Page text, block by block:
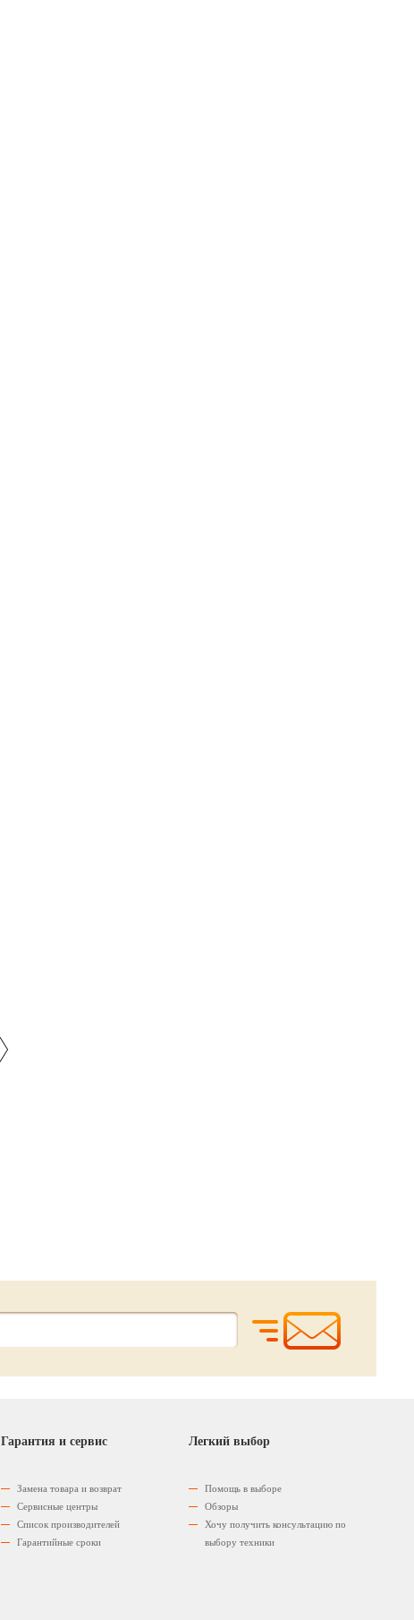
Гарантия и сервис
Замена товара и возврат
Сервисные центры
Список производителей
Гарантийные сроки
Легкий выбор
Помощь в выборе
Обзоры
Хочу получить консультацию по
выбору техники